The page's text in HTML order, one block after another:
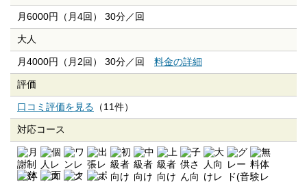
月6000円（月4回） 30分／回
大人
月4000円（月2回） 30分／回 料金の詳細
評価
口コミ評価を見る （11件）
対応コース